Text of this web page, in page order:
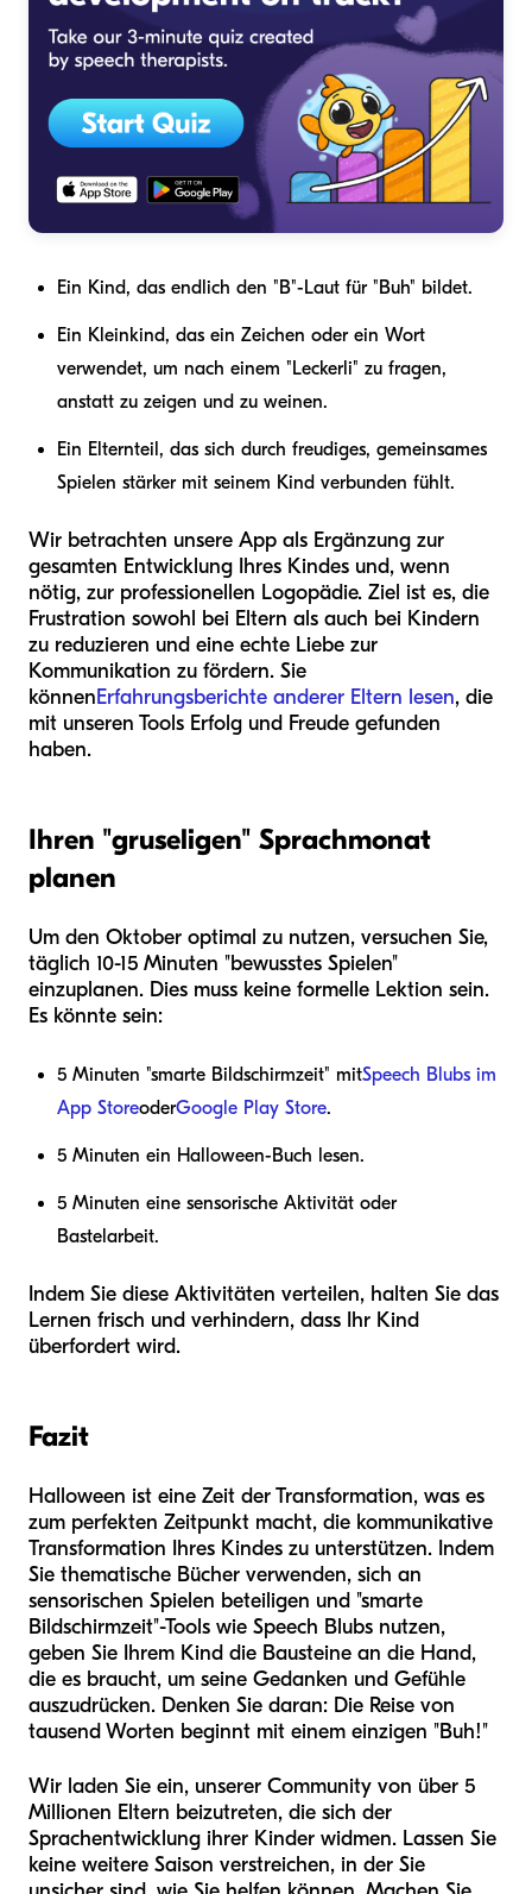
Ein Kind, das endlich den "B"-Laut für "Buh" bildet.
Ein Kleinkind, das ein Zeichen oder ein Wort
verwendet, um nach einem "Leckerli" zu fragen,
anstatt zu zeigen und zu weinen.
Ein Elternteil, das sich durch freudiges, gemeinsames
Spielen stärker mit seinem Kind verbunden fühlt.
Wir betrachten unsere App als Ergänzung zur
gesamten Entwicklung Ihres Kindes und, wenn
nötig, zur professionellen Logopädie. Ziel ist es, die
Frustration sowohl bei Eltern als auch bei Kindern
zu reduzieren und eine echte Liebe zur
Kommunikation zu fördern. Sie
könnenErfahrungsberichte anderer Eltern lesen, die
mit unseren Tools Erfolg und Freude gefunden
haben.
Ihren "gruseligen" Sprachmonat
planen
Um den Oktober optimal zu nutzen, versuchen Sie,
täglich 10-15 Minuten "bewusstes Spielen"
einzuplanen. Dies muss keine formelle Lektion sein.
Es könnte sein:
5 Minuten "smarte Bildschirmzeit" mitSpeech Blubs im
App StoreoderGoogle Play Store.
5 Minuten ein Halloween-Buch lesen.
5 Minuten eine sensorische Aktivität oder
Bastelarbeit.
Indem Sie diese Aktivitäten verteilen, halten Sie das
Lernen frisch und verhindern, dass Ihr Kind
überfordert wird.
Fazit
Halloween ist eine Zeit der Transformation, was es
zum perfekten Zeitpunkt macht, die kommunikative
Transformation Ihres Kindes zu unterstützen. Indem
Sie thematische Bücher verwenden, sich an
sensorischen Spielen beteiligen und "smarte
Bildschirmzeit"-Tools wie Speech Blubs nutzen,
geben Sie Ihrem Kind die Bausteine an die Hand,
die es braucht, um seine Gedanken und Gefühle
auszudrücken. Denken Sie daran: Die Reise von
tausend Worten beginnt mit einem einzigen "Buh!"
Wir laden Sie ein, unserer Community von über 5
Millionen Eltern beizutreten, die sich der
Sprachentwicklung ihrer Kinder widmen. Lassen Sie
keine weitere Saison verstreichen, in der Sie